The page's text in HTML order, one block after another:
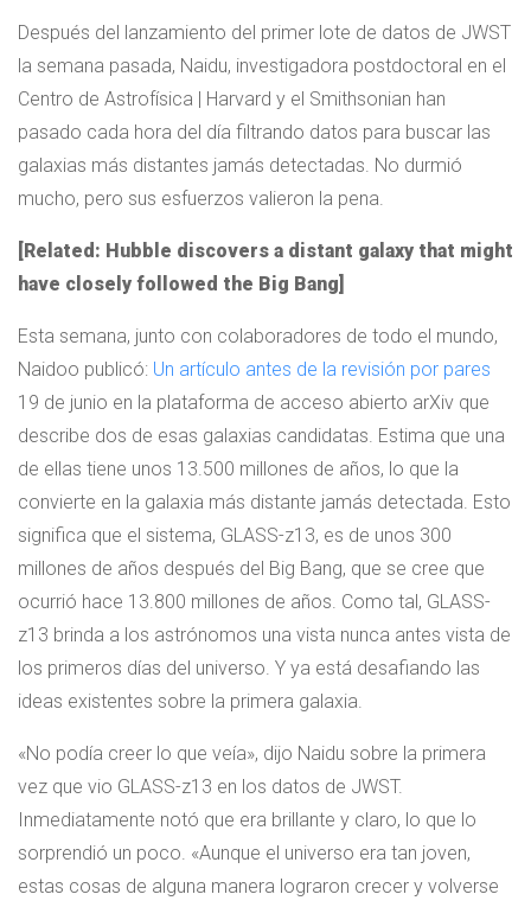
Después del lanzamiento del primer lote de datos de JWST
la semana pasada, Naidu, investigadora postdoctoral en el
Centro de Astrofísica | Harvard y el Smithsonian han
pasado cada hora del día filtrando datos para buscar las
galaxias más distantes jamás detectadas. No durmió
mucho, pero sus esfuerzos valieron la pena.
[Related: Hubble discovers a distant galaxy that might
have closely followed the Big Bang]
Esta semana, junto con colaboradores de todo el mundo,
Naidoo publicó: Un artículo antes de la revisión por pares
19 de junio en la plataforma de acceso abierto arXiv que
describe dos de esas galaxias candidatas. Estima que una
de ellas tiene unos 13.500 millones de años, lo que la
convierte en la galaxia más distante jamás detectada. Esto
significa que el sistema, GLASS-z13, es de unos 300
millones de años después del Big Bang, que se cree que
ocurrió hace 13.800 millones de años. Como tal, GLASS-
z13 brinda a los astrónomos una vista nunca antes vista de
los primeros días del universo. Y ya está desafiando las
ideas existentes sobre la primera galaxia.
«No podía creer lo que veía», dijo Naidu sobre la primera
vez que vio GLASS-z13 en los datos de JWST.
Inmediatamente notó que era brillante y claro, lo que lo
sorprendió un poco. «Aunque el universo era tan joven,
estas cosas de alguna manera lograron crecer y volverse